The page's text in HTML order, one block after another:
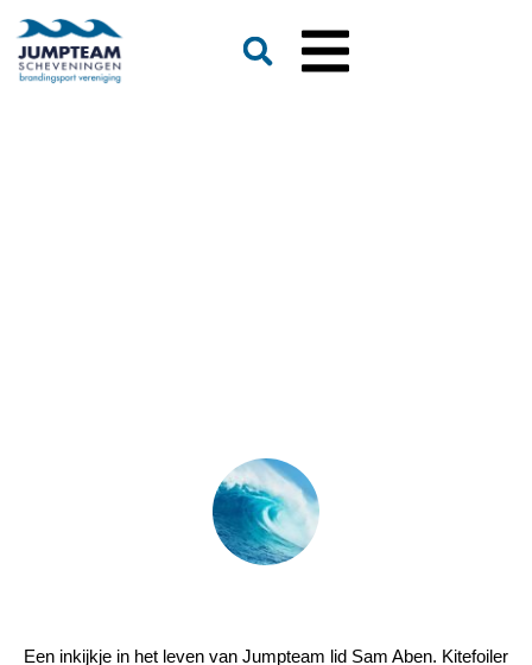
Een inkijkje in het leven van Jumpteam lid Sam Aben. Kitefoiler